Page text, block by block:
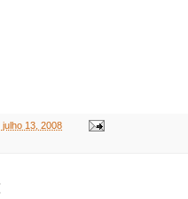
julho 13, 2008